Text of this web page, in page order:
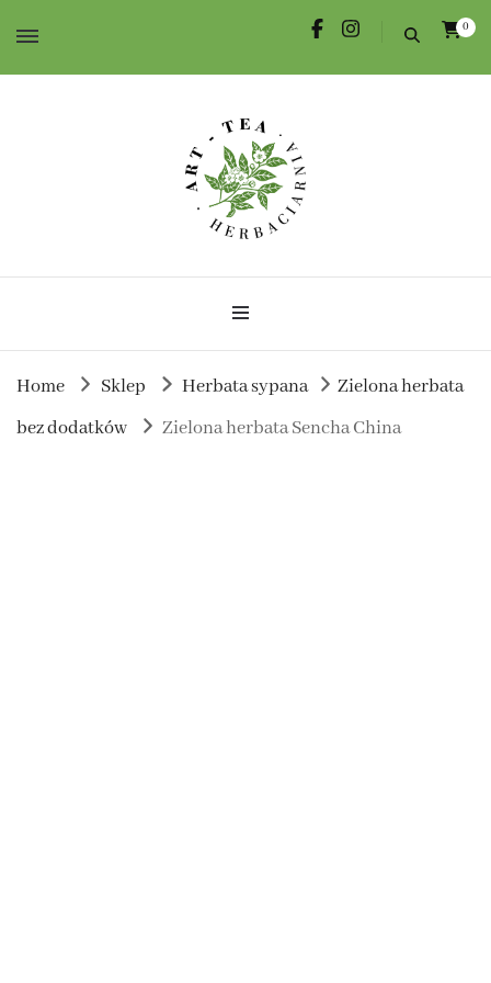
0
Herbaciarnia Art-Tea
Home Sklep Herbata sypana
Zielona herbata
bez dodatków
Zielona herbata Sencha China